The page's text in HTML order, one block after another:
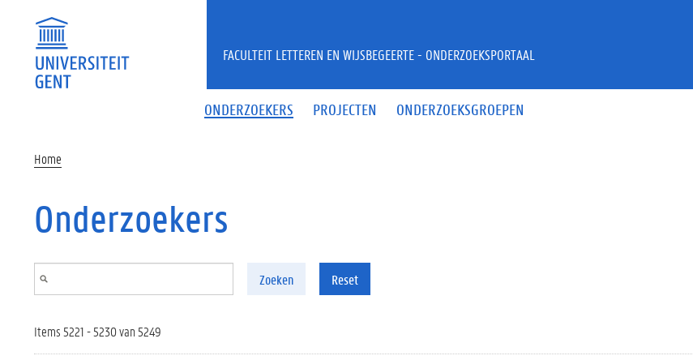
ONDERZOEKERS PROJECTEN ONDERZOEKSGROEPEN
FACULTEIT LETTEREN EN WIJSBEGEERTE - ONDERZOEKSPORTAAL
Home
Onderzoekers
Zoeken Reset
Items 5221 - 5230 van 5249